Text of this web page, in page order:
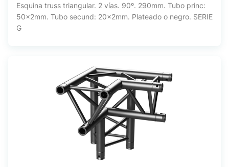
Esquina truss triangular. 2 vías. 90º. 290mm. Tubo princ:
50x2mm. Tubo secund: 20x2mm. Plateado o negro. SERIE
G